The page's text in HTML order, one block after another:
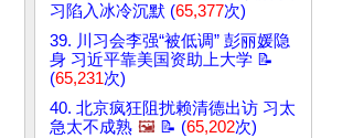
习陷入冰冷沉默 (65,377次)
39. 川习会李强“被低调” 彭丽媛隐
身 习近平靠美国资助上大学 📝
(65,231次)
40. 北京疯狂阻扰赖清德出访 习太
急太不成熟 🖼️ 📝 (65,202次)